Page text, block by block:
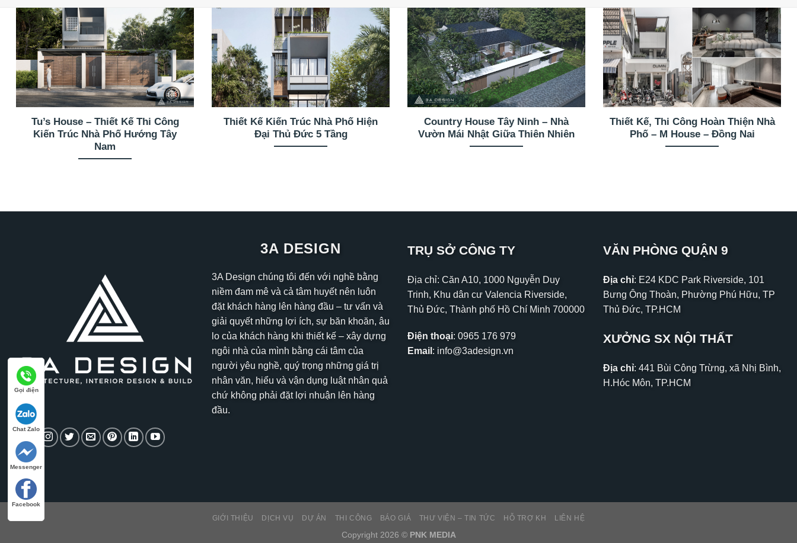
Gọi điện
Chat Zalo
Messenger
Facebook
Tu’s House – Thiết Kế Thi Công
Kiến Trúc Nhà Phố Hướng Tây
Nam
Thiết Kế Kiến Trúc Nhà Phố Hiện
Đại Thủ Đức 5 Tầng
Country House Tây Ninh – Nhà
Vườn Mái Nhật Giữa Thiên Nhiên
Thiết Kế, Thi Công Hoàn Thiện Nhà
Phố – M House – Đồng Nai
3A DESIGN
3A Design chúng tôi đến với nghề bằng
niềm đam mê và cả tâm huyết nên luôn
đặt khách hàng lên hàng đầu – tư vấn và
giải quyết những lợi ích, sự băn khoăn, âu
lo của khách hàng khi thiết kế – xây dựng
ngôi nhà của mình bằng cái tâm của
người yêu nghề, quý trọng những giá trị
nhân văn, hiểu và vận dụng luật nhân quả
chứ không phải đặt lợi nhuận lên hàng
đầu.
TRỤ SỞ CÔNG TY
Địa chỉ: Căn A10, 1000 Nguyễn Duy
Trinh, Khu dân cư Valencia Riverside,
Thủ Đức, Thành phố Hồ Chí Minh 700000
Điện thoại: 0965 176 979
Email : info@3adesign.vn
VĂN PHÒNG QUẬN 9
Địa chỉ: E24 KDC Park Riverside, 101
Bưng Ông Thoàn, Phường Phú Hữu, TP
Thủ Đức, TP.HCM
XƯỞNG SX NỘI THẤT
Địa chỉ: 441 Bùi Công Trừng, xã Nhị Bình,
H.Hóc Môn, TP.HCM
GIỚI THIỆU DỊCH VỤ DỰ ÁN THI CÔNG BÁO GIÁ THƯ VIỆN – TIN TỨC HỖ TRỢ KH LIÊN HỆ
Copyright 2026 © PNK MEDIA